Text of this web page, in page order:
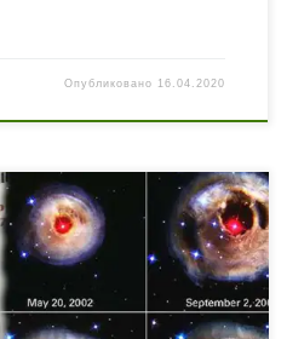
Опубликовано 16.04.2020
науки», астрофизику
исполняется 60 лет.
наук, представитель
П. Цесевича почти полвека
моделированием